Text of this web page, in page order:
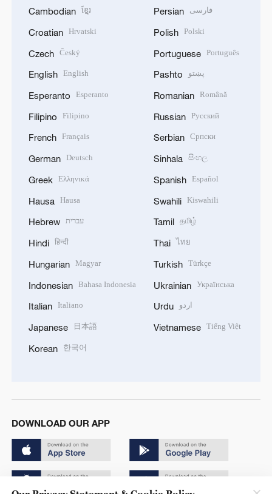
Cambodian ខ្មែរ
Croatian Hrvatski
Czech Český
English English
Esperanto Esperanto
Filipino Filipino
French Français
German Deutsch
Greek Ελληνικά
Hausa Hausa
Hebrew עברית
Hindi हिन्दी
Hungarian Magyar
Indonesian Bahasa Indonesia
Italian Italiano
Japanese 日本語
Korean 한국어
Persian فارسی
Polish Polski
Portuguese Português
Pashto پښتو
Romanian Română
Russian Русский
Serbian Српски
Sinhala සිංහල
Spanish Español
Swahili Kiswahili
Tamil தமிழ்
Thai ไทย
Turkish Türkçe
Ukrainian Українська
Urdu اردو
Vietnamese Tiếng Việt
DOWNLOAD OUR APP